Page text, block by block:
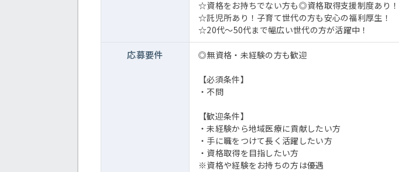
☆資格をお持ちでない方も◎資格取得支援制度あり！
☆託児所あり！子育て世代の方も安心の福利厚生！
☆20代～50代まで幅広い世代の方が活躍中！
応募要件 ◎無資格・未経験の方も歓迎
【必須条件】
・不問
【歓迎条件】
・未経験から地域医療に貢献したい方
・手に職をつけて長く活躍したい方
・資格取得を目指したい方
※資格や経験をお持ちの方は優遇